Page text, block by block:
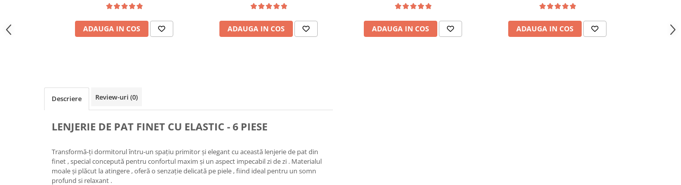
ADAUGA IN COS ADAUGA IN COS ADAUGA IN COS ADAUGA IN COS
Descriere Review-uri (0)
LENJERIE DE PAT FINET CU ELASTIC - 6 PIESE
Transformă-ți dormitorul întru-un spațiu primitor și elegant cu această lenjerie de pat din
finet , special concepută pentru confortul maxim și un aspect impecabil zi de zi . Materialul
moale și plăcut la atingere , oferă o senzație delicată pe piele , fiind ideal pentru un somn
profund si relaxant .